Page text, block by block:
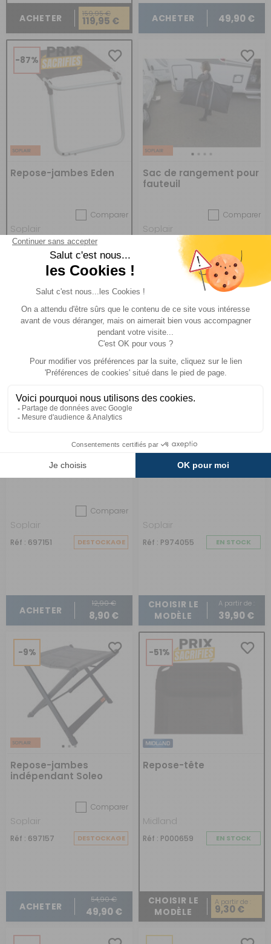
ACHETER 159,95 €
119,95 € ACHETER 49,90 €
-87%
Repose-jambes Eden
Comparer
Soplair
Réf : 697155 DESTOCKAGE
ACHETER 39,90 €
5 €
Sac de rangement pour
fauteuil
Comparer
Soplair
Réf : 721034
ACHETER 26,90 €
-31%
Coussin cervical
Comparer
Soplair
Réf : 697151 DESTOCKAGE
ACHETER
12,90 €
8,90 €
Repose-jambes Ultimo
Soplair
Réf : P974055 EN STOCK
CHOISIR LE
MODÈLE
A partir de :
39,90 €
-9%
Repose-jambes
indépendant Soleo
Comparer
Soplair
Réf : 697157 DESTOCKAGE
ACHETER
54,90 €
49,90 €
-51%
Repose-tête
Midland
Réf : P000659 EN STOCK
CHOISIR LE
MODÈLE
A partir de :
9,30 €